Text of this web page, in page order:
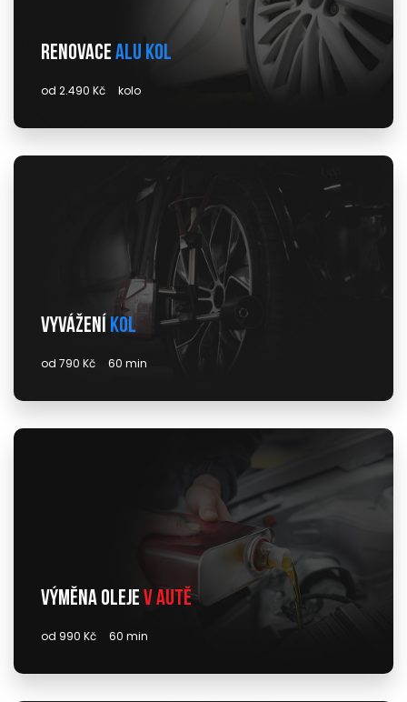
Renovace alu kol
od 2.490 Kč kolo
Vyvážení kol
od 790 Kč 60 min
Výměna oleje v autě
od 990 Kč 60 min